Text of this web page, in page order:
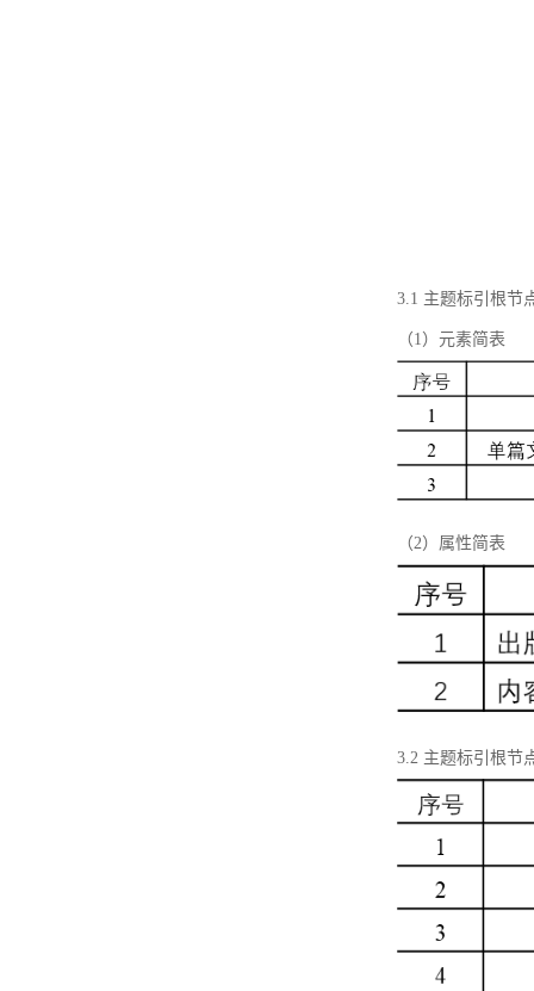
3.1 主题标引根节
（1）元素简表
（2）属性简表
3.2 主题标引根节